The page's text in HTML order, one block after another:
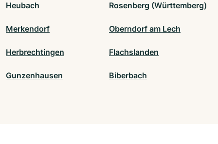
Heubach Rosenberg (Württemberg)
Merkendorf Oberndorf am Lech
Herbrechtingen Flachslanden
Gunzenhausen Biberbach